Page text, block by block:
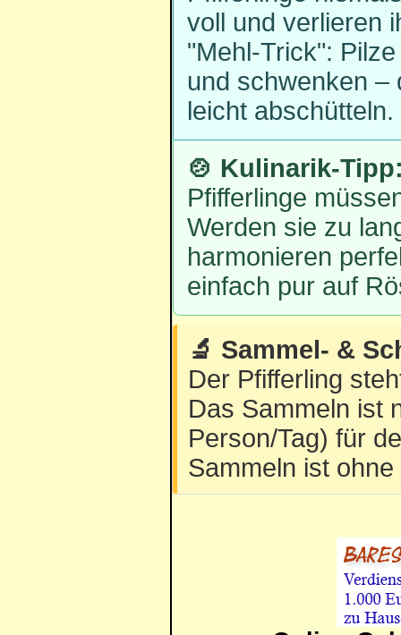
voll und verlieren
"Mehl-Trick":
und schwenken –
leicht abschütteln.
🍲 Kulinarik-
Pfifferlinge
Werden sie zu
harmonieren
einfach pur auf
🔬 Sammel- &
Der Pfifferling
Das Sammeln ist
Person/Tag) für
Sammeln ist